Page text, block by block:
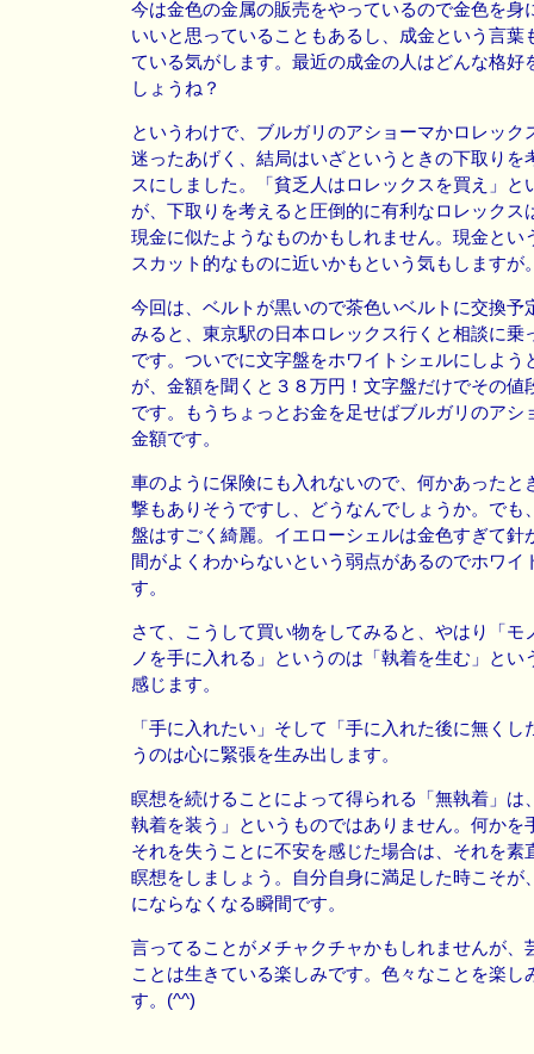
今は金色の金属の販売をやっているので金色を身
いいと思っていることもあるし、成金という言葉
ている気がします。最近の成金の人はどんな格好
しょうね？
というわけで、ブルガリのアショーマかロレック
迷ったあげく、結局はいざというときの下取りを
スにしました。「貧乏人はロレックスを買え」と
が、下取りを考えると圧倒的に有利なロレックス
現金に似たようなものかもしれません。現金とい
スカット的なものに近いかもという気もしますが
今回は、ベルトが黒いので茶色いベルトに交換予
みると、東京駅の日本ロレックス行くと相談に乗
です。ついでに文字盤をホワイトシェルにしよう
が、金額を聞くと３８万円！文字盤だけでその値
です。もうちょっとお金を足せばブルガリのアシ
金額です。
車のように保険にも入れないので、何かあったと
撃もありそうですし、どうなんでしょうか。でも
盤はすごく綺麗。イエローシェルは金色すぎて針
間がよくわからないという弱点があるのでホワイ
す。
さて、こうして買い物をしてみると、やはり「モ
ノを手に入れる」というのは「執着を生む」とい
感じます。
「手に入れたい」そして「手に入れた後に無くし
うのは心に緊張を生み出します。
瞑想を続けることによって得られる「無執着」は
執着を装う」というものではありません。何かを
それを失うことに不安を感じた場合は、それを素
瞑想をしましょう。自分自身に満足した時こそが
にならなくなる瞬間です。
言ってることがメチャクチャかもしれませんが、
ことは生きている楽しみです。色々なことを楽し
す。(^^)